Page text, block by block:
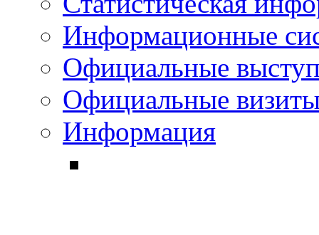
Информационные
Официальные
Официальные
Информация